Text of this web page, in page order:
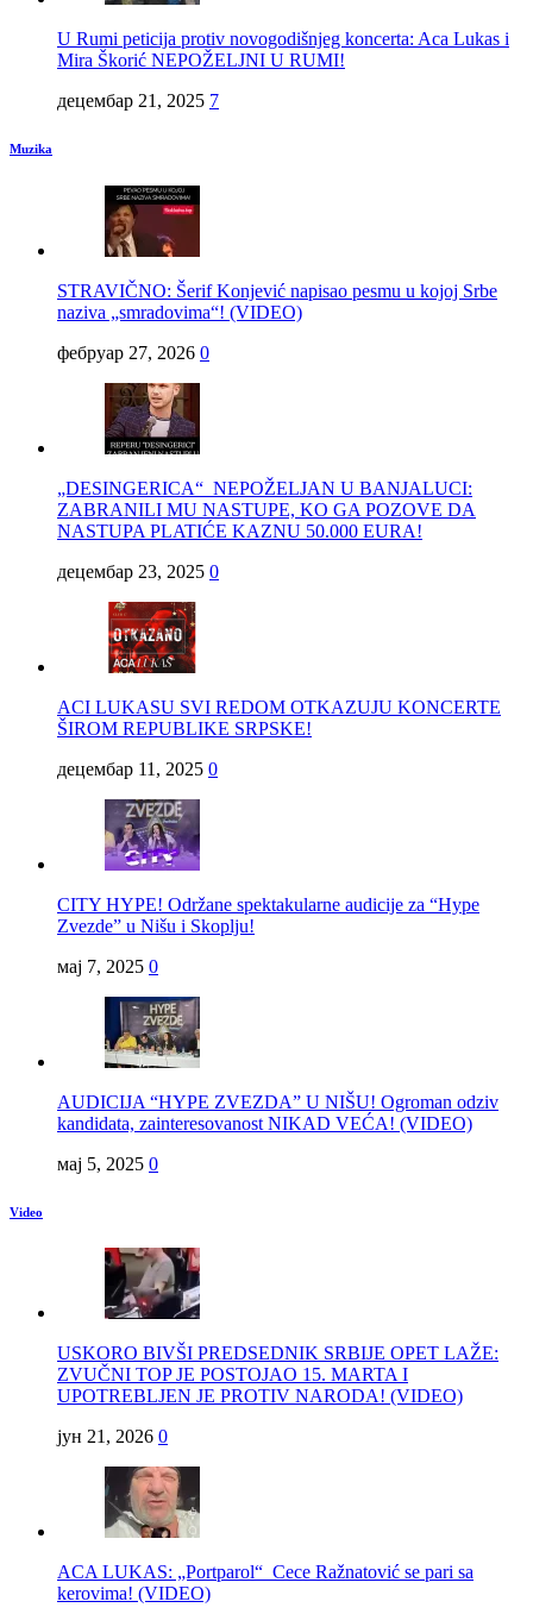
U Rumi peticija protiv novogodišnjeg koncerta: Aca Lukas i
Mira Škorić NEPOŽELJNI U RUMI!
децембар 21, 2025 7
Muzika
STRAVIČNO: Šerif Konjević napisao pesmu u kojoj Srbe
naziva „smradovima“! (VIDEO)
фебруар 27, 2026 0
„DESINGERICA“ NEPOŽELJAN U BANJALUCI:
ZABRANILI MU NASTUPE, KO GA POZOVE DA
NASTUPA PLATIĆE KAZNU 50.000 EURA!
децембар 23, 2025 0
ACI LUKASU SVI REDOM OTKAZUJU KONCERTE
ŠIROM REPUBLIKE SRPSKE!
децембар 11, 2025 0
CITY HYPE! Održane spektakularne audicije za “Hype
Zvezde” u Nišu i Skoplju!
мај 7, 2025 0
AUDICIJA “HYPE ZVEZDA” U NIŠU! Ogroman odziv
kandidata, zainteresovanost NIKAD VEĆA! (VIDEO)
мај 5, 2025 0
Video
USKORO BIVŠI PREDSEDNIK SRBIJE OPET LAŽE:
ZVUČNI TOP JE POSTOJAO 15. MARTA I
UPOTREBLJEN JE PROTIV NARODA! (VIDEO)
јун 21, 2026 0
ACA LUKAS: „Portparol“ Cece Ražnatović se pari sa
kerovima! (VIDEO)